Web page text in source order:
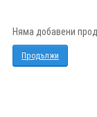
Няма добавени
Продължи